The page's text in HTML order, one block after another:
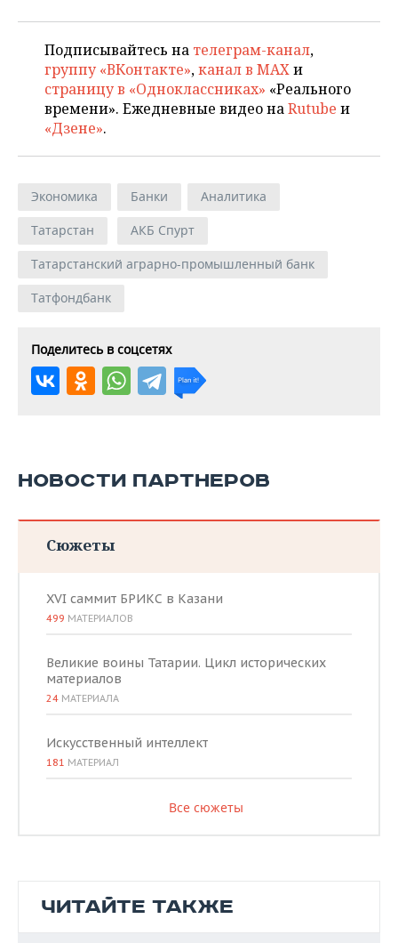
Подписывайтесь на телеграм-канал,
группу «ВКонтакте»,канал в MAXи
страницу в «Одноклассниках» «Реального
времени». Ежедневные видео наRutube и
«Дзене».
Экономика Банки
Аналитика
Татарстан
АКБ Спурт
Татарстанский аграрно-промышленный банк
Татфондбанк
Поделитесь в соцсетях
НОВОСТИ ПАРТНЕРОВ
Сюжеты
XVI саммит БРИКС в Казани
499 МАТЕРИАЛОВ
Великие воины Татарии. Цикл исторических
материалов
24 МАТЕРИАЛА
Искусственный интеллект
181 МАТЕРИАЛ
Все сюжеты
ЧИТАЙТЕ ТАКЖЕ